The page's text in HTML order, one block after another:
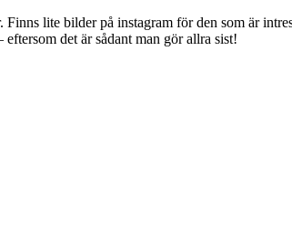
lite bilder på instagram för den som är
det är sådant man gör allra sist!